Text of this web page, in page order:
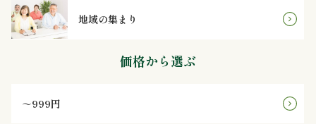
シ
地域の集まり
価格から選ぶ
～999円